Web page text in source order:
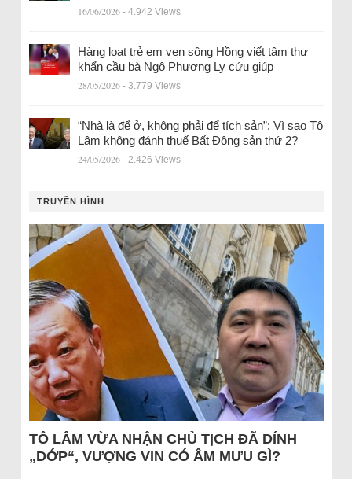
16/06/2026 - 4.942 Views
Hàng loạt trẻ em ven sông Hồng viết tâm thư
khẩn cầu bà Ngô Phương Ly cứu giúp
28/05/2026 - 3.779 Views
“Nhà là để ở, không phải để tích sản”: Vì sao Tô
Lâm không đánh thuế Bất Động sản thứ 2?
24/05/2026 - 2.426 Views
TRUYỀN HÌNH
TÔ LÂM VỪA NHẬN CHỦ TỊCH ĐÃ DÍNH
„DỚP“, VƯỢNG VIN CÓ ÂM MƯU GÌ?